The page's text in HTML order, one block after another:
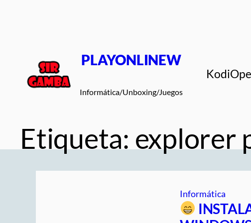
PLAYONLINEW
Informática/Unboxing/Juegos
Kodi
Etiqueta: explorer
Informática